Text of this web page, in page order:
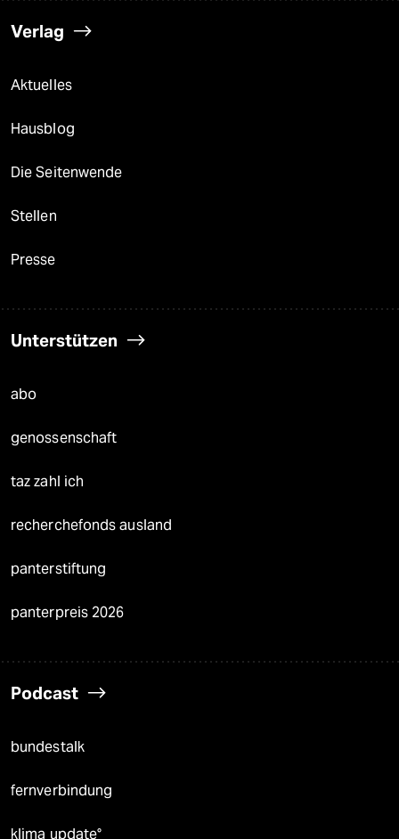
Verlag
Aktuelles
Hausblog
Die Seitenwende
Stellen
Presse
Unterstützen
abo
genossenschaft
taz zahl ich
recherchefonds ausland
panterstiftung
panterpreis 2026
Podcast
bundestalk
fernverbindung
klima update°